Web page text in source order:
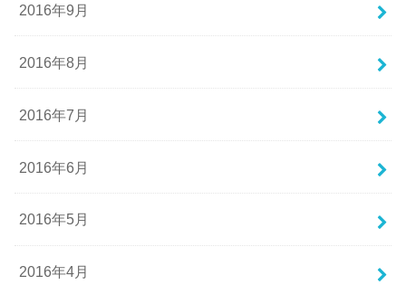
2016年9月
2016年8月
2016年7月
2016年6月
2016年5月
2016年4月